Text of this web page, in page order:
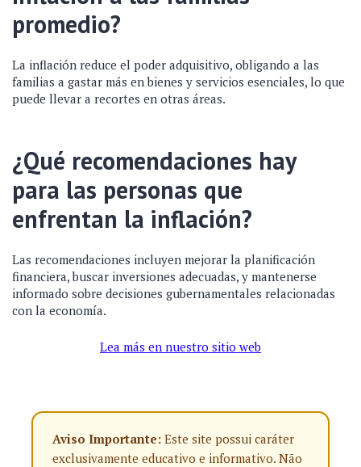
promedio?
La inflación reduce el poder adquisitivo, obligando a las
familias a gastar más en bienes y servicios esenciales, lo que
puede llevar a recortes en otras áreas.
¿Qué recomendaciones hay
para las personas que
enfrentan la inflación?
Las recomendaciones incluyen mejorar la planificación
financiera, buscar inversiones adecuadas, y mantenerse
informado sobre decisiones gubernamentales relacionadas
con la economía.
Lea más en nuestro sitio web
Aviso Importante: Este site possui caráter
exclusivamente educativo e informativo. Não